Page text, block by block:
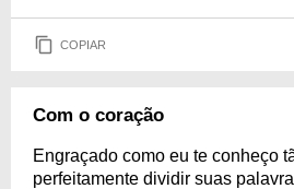
COPIAR
Com o coração
Engraçado como eu te conheço
perfeitamente dividir suas